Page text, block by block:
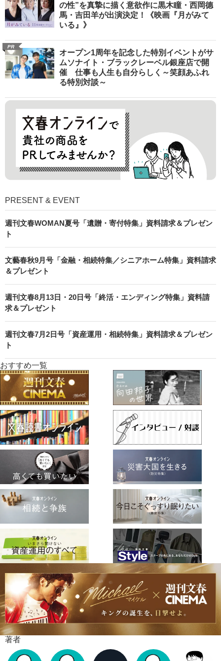
の性”を真摯に描く意欲作に黒木瞳・西岡德
馬・吉田羊が出演決定！《映画『月がみて
いる』》
PR
オープン1周年を記念した特別イベントがサ
ムソナイト・ブラックレーベル銀座店で開
催 仕事も人生も自分らしく～笑顔あふれ
る特別対談～
PRESENT & EVENT
週刊文春WOMAN夏号「遺贈・寄付特集」資料請求＆プレゼン
ト
文藝春秋9月号「金融・相続特集／シニアホーム特集」資料請求
＆プレゼント
週刊文春8月13日・20日号「終活・エンディング特集」資料請
求＆プレゼント
週刊文春7月2日号「資産運用・相続特集」資料請求＆プレゼン
ト
おすすめ一覧
著者